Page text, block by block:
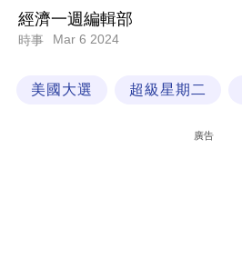
業
科
經濟一週編輯部
時事 Mar 6 2024
美國大選 超級星期二
廣告